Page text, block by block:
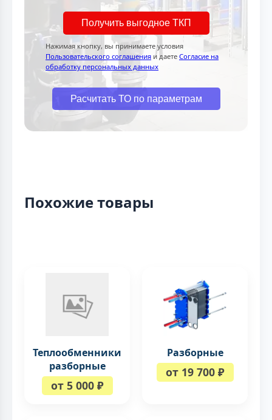
Получить выгодное ТКП
Нажимая кнопку, вы принимаете условия
Пользовательского соглашения и даете Согласие на
обработку персональных данных
Расчитать ТО по параметрам
Похожие товары
Теплообменники
разборные
от 5 000 ₽
Разборные
от 19 700 ₽